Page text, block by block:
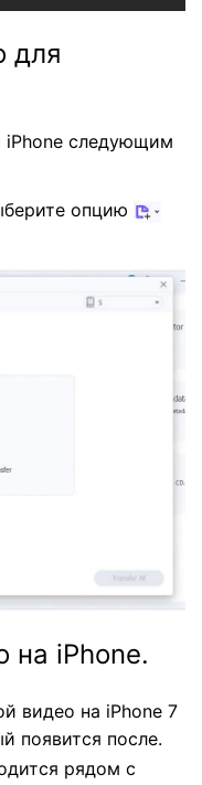
для
iPhone следующим
опцию
на iPhone.
видео на iPhone 7
появится после.
рядом с